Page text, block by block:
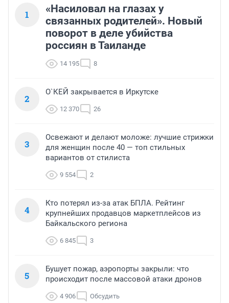
1
«Насиловал на глазах у
связанных родителей». Новый
поворот в деле убийства
россиян в Таиланде
14 195 8
2
О`КЕЙ закрывается в Иркутске
12 370 26
3
Освежают и делают моложе: лучшие стрижки
для женщин после 40 — топ стильных
вариантов от стилиста
9 554 2
4
Кто потерял из-за атак БПЛА. Рейтинг
крупнейших продавцов маркетплейсов из
Байкальского региона
6 845 3
5
Бушует пожар, аэропорты закрыли: что
происходит после массовой атаки дронов
4 906 Обсудить